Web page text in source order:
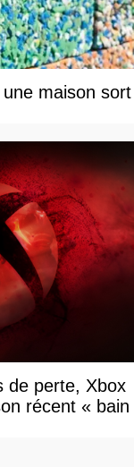
maison
de perte, Xbox
récent « bain